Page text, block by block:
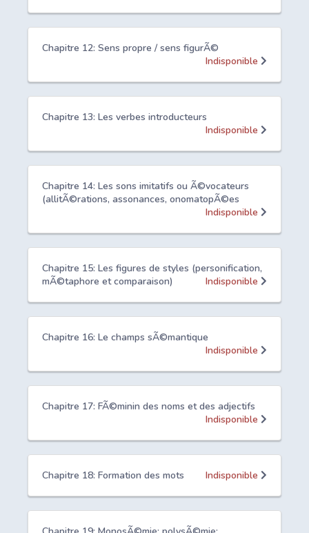
Chapitre 12: Sens propre / sens figurÃ©
Indisponible
Chapitre 13: Les verbes introducteurs
Indisponible
Chapitre 14: Les sons imitatifs ou Ã©vocateurs
(allitÃ©rations, assonances, onomatopÃ©es
Indisponible
Chapitre 15: Les figures de styles (personification,
mÃ©taphore et comparaison)
Indisponible
Chapitre 16: Le champs sÃ©mantique
Indisponible
Chapitre 17: FÃ©minin des noms et des adjectifs
Indisponible
Chapitre 18: Formation des mots Indisponible